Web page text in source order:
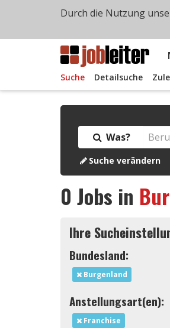
Suche Detailsuche
Was?
Suche verändern
0 Jobs in
Ihre
Bundesland:
Burgenland
Anstellungsart(en):
Franchise
Durch die Nutzung